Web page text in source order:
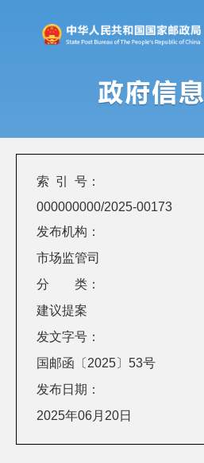
索 引 号：
000000000/2025-00173
发布机构：
市场监管司
分 类：
建议提案
发文字号：
国邮函〔2025〕53号
发布日期：
2025年06月20日